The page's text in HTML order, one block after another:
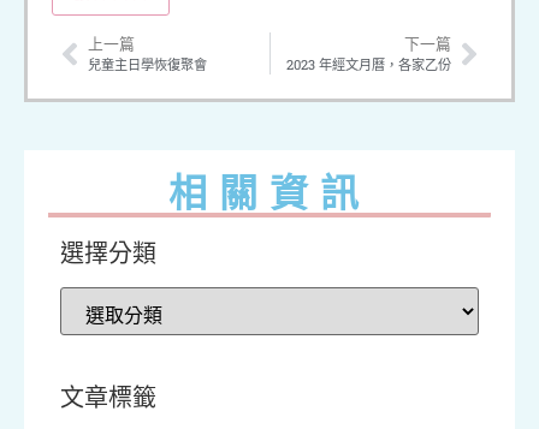
上一篇
兒童主日學恢復聚會
下一篇
2023 年經文月曆，各家乙份
相關資訊
選擇分類
文章標籤